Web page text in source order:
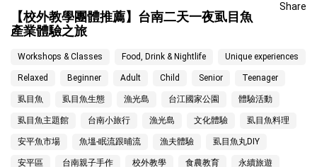
【校外教學團體推薦】台南二天一夜虱目魚
產業體驗之旅
Share
Workshops & Classes Food, Drink & Nightlife Unique experiences
Relaxed Beginner Adult Child Senior Teenager
虱目魚 虱目魚生態 漁光島 台江國家公園 體驗活動
虱目魚主題館 台南小旅行 漁光島 文化體驗 虱目魚料理
安平魚市場 魚塭-眠流跟晡流 漁夫體驗 虱目魚丸DIY
安平區 台南親子手作 校外教學 食農教育 永續旅遊